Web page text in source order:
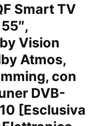
Smart TV
Vision
Atmos,
con
DVB-
[Esclusiva